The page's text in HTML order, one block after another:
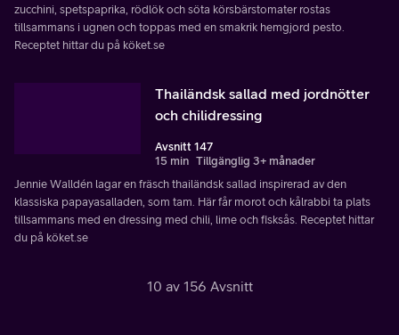
zucchini, spetspaprika, rödlök och söta körsbärstomater rostas
tillsammans i ugnen och toppas med en smakrik hemgjord pesto.
Receptet hittar du på köket.se
Thailändsk sallad med jordnötter
och chilidressing
Avsnitt 147
15 min Tillgänglig 3+ månader
Jennie Walldén lagar en fräsch thailändsk sallad inspirerad av den
klassiska papayasalladen, som tam. Här får morot och kålrabbi ta plats
tillsammans med en dressing med chili, lime och fisksås. Receptet hittar
du på köket.se
10 av 156 Avsnitt